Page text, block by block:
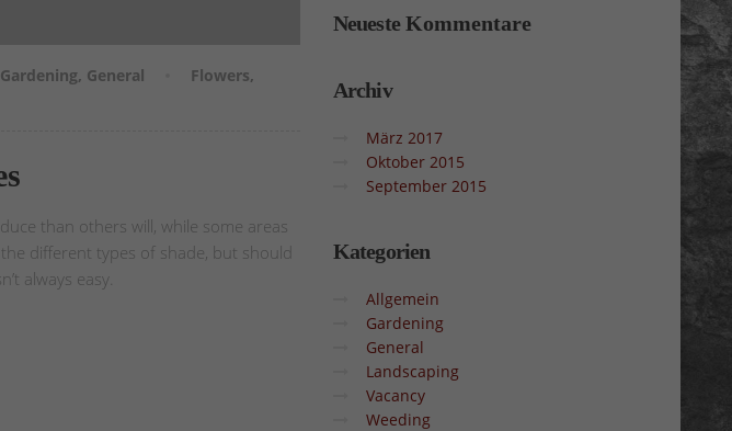
Gardening, General Flowers,
than others will, while some areas
different types of shade, but should
always easy.
NeuesteKommentare
Archiv
März 2017
Oktober 2015
September 2015
Kategorien
Allgemein
Gardening
General
Landscaping
Vacancy
Weeding